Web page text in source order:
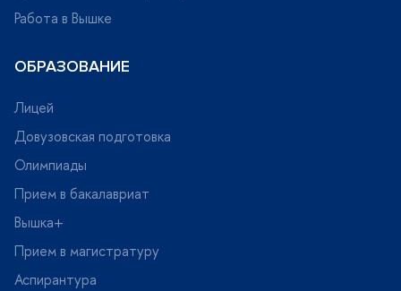
Работа в Вышке
ОБРАЗОВАНИЕ
Лицей
Довузовская подготовка
Олимпиады
Прием в бакалавриат
ышка+
Прием в магистратуру
Аспирантура